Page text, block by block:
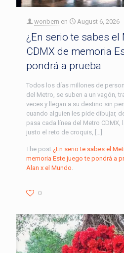
wonbern en August 6, 2026
¿En serio te sabes el
CDMX de memoria
pondrá a prueba
Todos los días millones de
del Metro, se suben a un vagón,
veces y llegan a su destino sin
cuando alguien les pide dibujar,
pasa cada línea del Metro
justo el reto de croquis, […]
The post ¿En serio te sabes el
memoria Este juego te pondrá a
Alan x el Mundo
0